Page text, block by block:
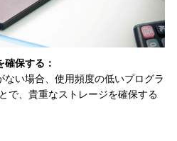
保する：
い場合、使用頻度の低いプログラ
で、貴重なストレージを確保する